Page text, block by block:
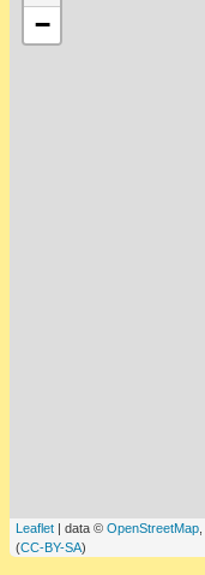
−
Leaflet | data © OpenStreetMap
(CC-BY-SA)